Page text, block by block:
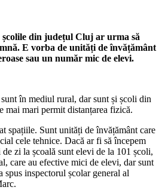
din județul Cluj ar urma să
E vorba de unități de învățământ
sau un număr mic de elevi.
în mediul rural, dar sunt și școli din
mai mari permit distanțarea fizică.
spațiile. Sunt unități de învățământ care
cele tehnice. Dacă ar fi să începem
zi la școală sunt elevi de la 101 școli,
care au efective mici de elevi, dar sunt
inspectorul școlar general al